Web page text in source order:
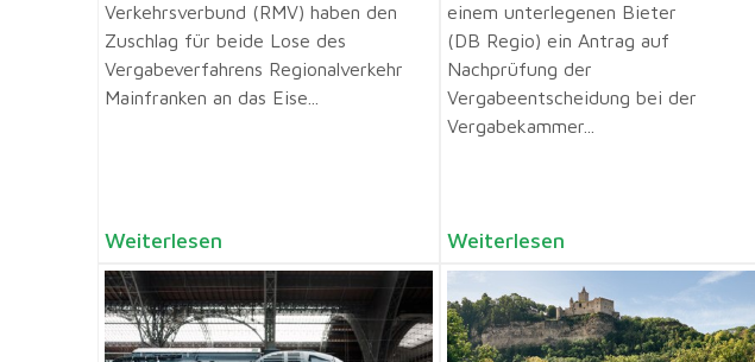
Verkehrsverbund (RMV) haben den
Zuschlag für beide Lose des
Vergabeverfahrens Regionalverkehr
Mainfranken an das Eise...
Weiterlesen
einem unterlegenen Bieter
(DB Regio) ein Antrag auf
Nachprüfung der
Vergabeentscheidung bei der
Vergabekammer...
Weiterlesen